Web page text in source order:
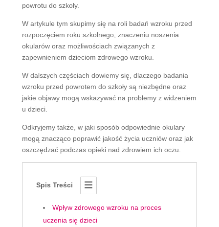
powrotu do szkoły.
W artykule tym skupimy się na roli badań wzroku przed
rozpoczęciem roku szkolnego, znaczeniu noszenia
okularów oraz możliwościach związanych z
zapewnieniem dzieciom zdrowego wzroku.
W dalszych częściach dowiemy się, dlaczego badania
wzroku przed powrotem do szkoły są niezbędne oraz
jakie objawy mogą wskazywać na problemy z widzeniem
u dzieci.
Odkryjemy także, w jaki sposób odpowiednie okulary
mogą znacząco poprawić jakość życia uczniów oraz jak
oszczędzać podczas opieki nad zdrowiem ich oczu.
Spis Treści
Wpływ zdrowego wzroku na proces
uczenia się dzieci